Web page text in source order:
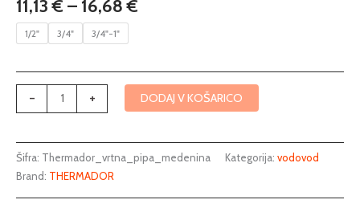
11,13€ – 16,68€
1/2" 3/4" 3/4"-1"
-
cev
(medenina)
količina
+ DODAJ V KOŠARICO
Šifra: Thermador_vrtna_pipa_medenina Kategorija: vodovod
Brand: THERMADOR